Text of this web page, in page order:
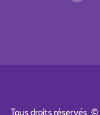
Tous droits réservés. ©